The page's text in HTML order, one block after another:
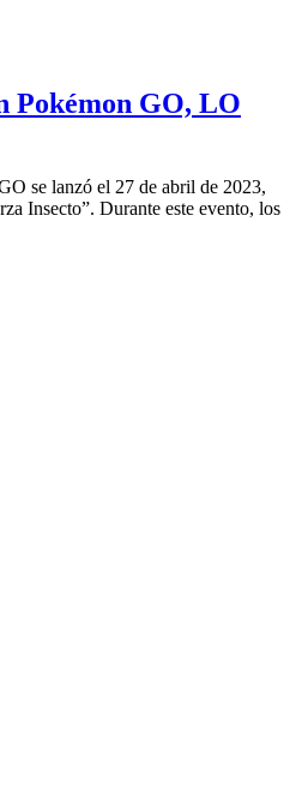
Pokémon GO, LO
se lanzó el 27 de abril de 2023,
Insecto”. Durante este evento, los